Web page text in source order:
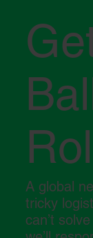
A global
tricky
can’t